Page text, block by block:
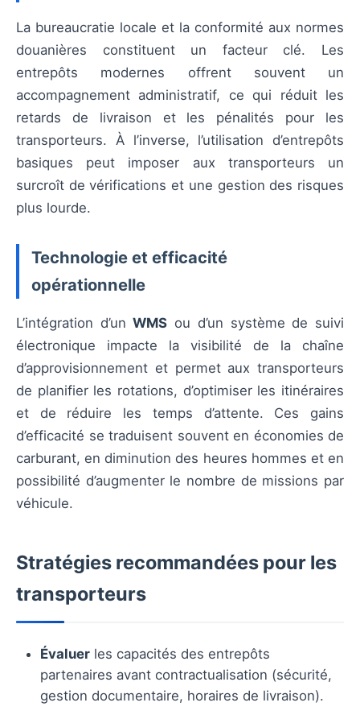
La bureaucratie locale et la conformité aux normes
douanières constituent un facteur clé. Les
entrepôts modernes offrent souvent un
accompagnement administratif, ce qui réduit les
retards de livraison et les pénalités pour les
transporteurs. À l’inverse, l’utilisation d’entrepôts
basiques peut imposer aux transporteurs un
surcroît de vérifications et une gestion des risques
plus lourde.
Technologie et efficacité
opérationnelle
L’intégration d’unWMS ou d’un système de suivi
électronique impacte la visibilité de la chaîne
d’approvisionnement et permet aux transporteurs
de planifier les rotations, d’optimiser les itinéraires
et de réduire les temps d’attente. Ces gains
d’efficacité se traduisent souvent en économies de
carburant, en diminution des heures hommes et en
possibilité d’augmenter le nombre de missions par
véhicule.
Stratégies recommandées pour les
transporteurs
Évaluer les capacités des entrepôts
partenaires avant contractualisation (sécurité,
gestion documentaire, horaires de livraison).